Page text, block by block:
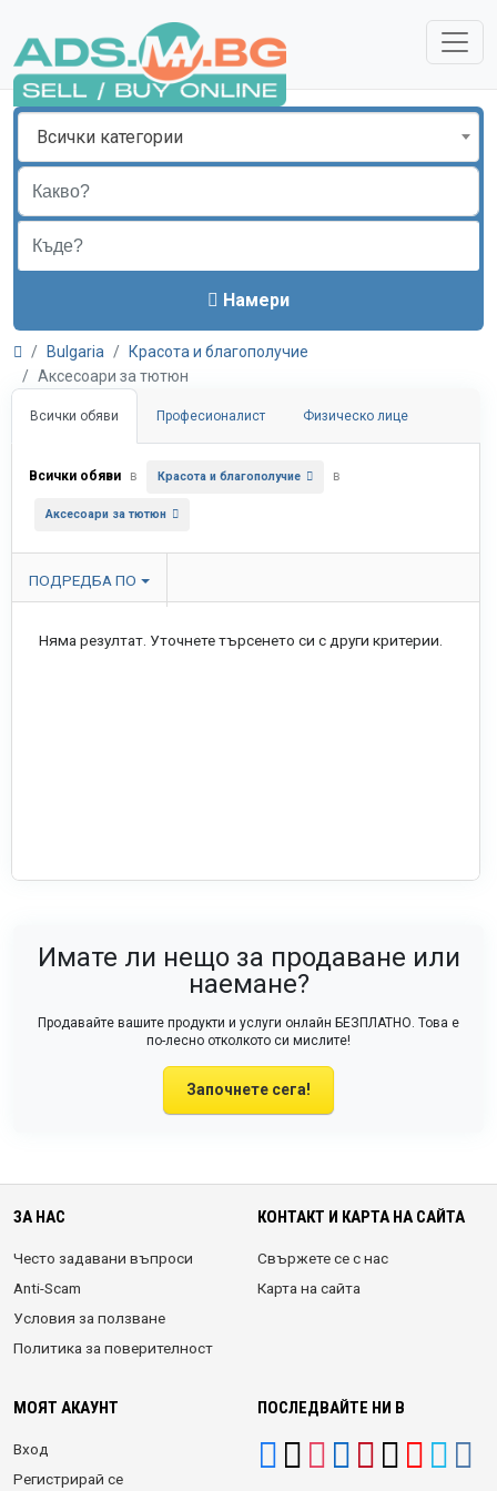
Всички категории
Намери
Bulgaria
Красота и благополучие
Аксесоари за тютюн
Всички обяви Професионалист Физическо лице
Всички обяви в Красота и благополучие в
Аксесоари за тютюн
ПОДРЕДБА ПО
Няма резултат. Уточнете търсенето си с други критерии.
Имате ли нещо за продаване или
наемане?
Продавайте вашите продукти и услуги онлайн БЕЗПЛАТНО. Това е
по-лесно отколкото си мислите!
Започнете сега!
ЗА НАС
Често задавани въпроси
Anti-Scam
Условия за ползване
Политика за поверителност
КОНТАКТ И КАРТА НА САЙТА
Свържете се с нас
Карта на сайта
МОЯТ АКАУНТ
Вход
Регистрирай се
ПОСЛЕДВАЙТЕ НИ В